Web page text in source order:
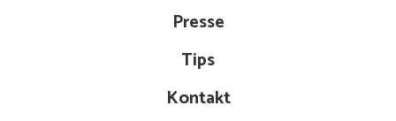
Presse
Tips
Kontakt